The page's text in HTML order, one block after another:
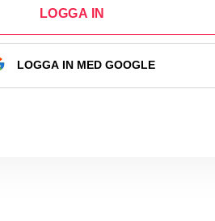
LOGGA IN
LOGGA IN MED GOOGLE